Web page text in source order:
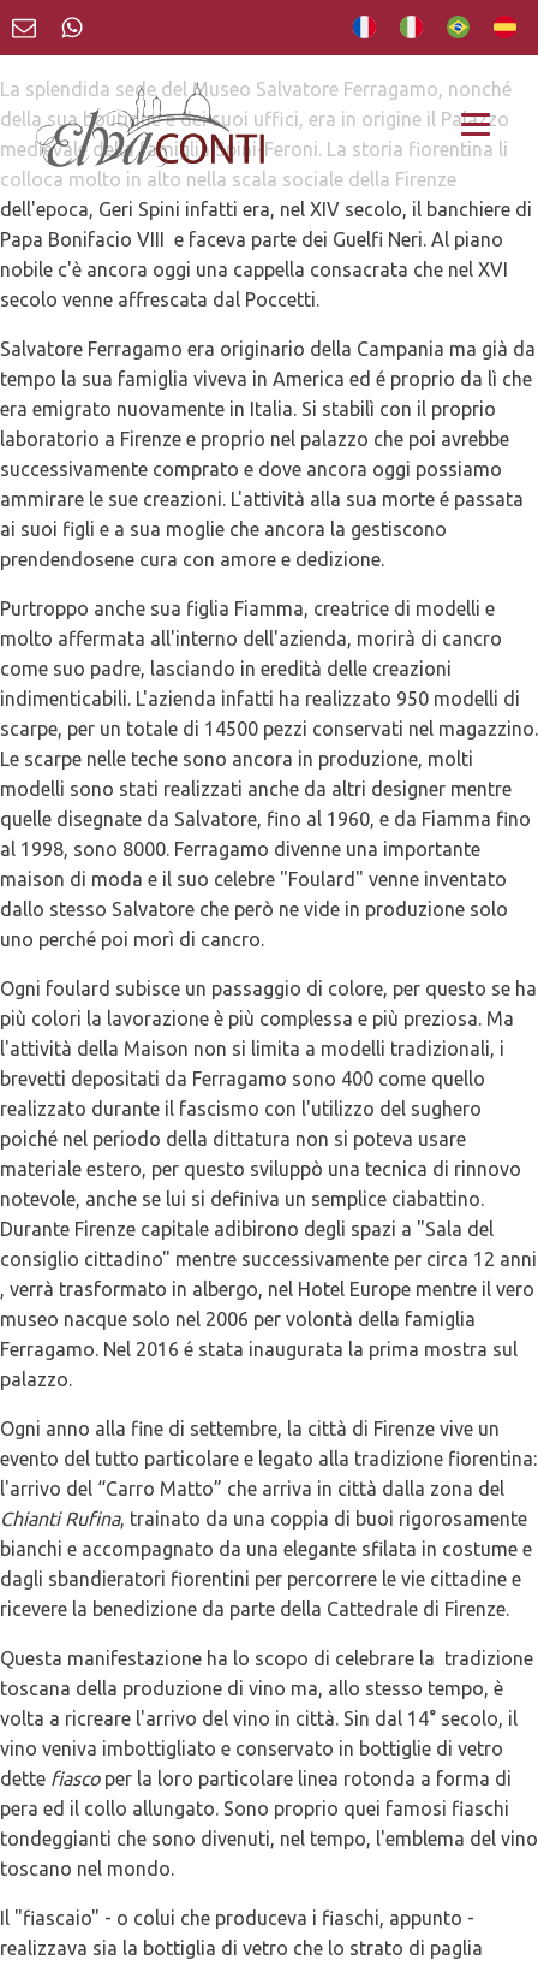
La splendida sede del Museo Salvatore Ferragamo, nonché
della sua boutique e dei suoi uffici, era in origine il Palazzo
medievale della famiglia Spini-Feroni. La storia fiorentina li
colloca molto in alto nella scala sociale della Firenze
dell'epoca, Geri Spini infatti era, nel XIV secolo, il banchiere di
Papa Bonifacio VIII e faceva parte dei Guelfi Neri. Al piano
nobile c'è ancora oggi una cappella consacrata che nel XVI
secolo venne affrescata dal Poccetti.
Salvatore Ferragamo era originario della Campania ma già da
tempo la sua famiglia viveva in America ed é proprio da lì che
era emigrato nuovamente in Italia. Si stabilì con il proprio
laboratorio a Firenze e proprio nel palazzo che poi avrebbe
successivamente comprato e dove ancora oggi possiamo
ammirare le sue creazioni. L'attività alla sua morte é passata
ai suoi figli e a sua moglie che ancora la gestiscono
prendendosene cura con amore e dedizione.
Purtroppo anche sua figlia Fiamma, creatrice di modelli e
molto affermata all'interno dell'azienda, morirà di cancro
come suo padre, lasciando in eredità delle creazioni
indimenticabili. L'azienda infatti ha realizzato 950 modelli di
scarpe, per un totale di 14500 pezzi conservati nel magazzino.
Le scarpe nelle teche sono ancora in produzione, molti
modelli sono stati realizzati anche da altri designer mentre
quelle disegnate da Salvatore, fino al 1960, e da Fiamma fino
al 1998, sono 8000. Ferragamo divenne una importante
maison di moda e il suo celebre "Foulard" venne inventato
dallo stesso Salvatore che però ne vide in produzione solo
uno perché poi morì di cancro.
Ogni foulard subisce un passaggio di colore, per questo se ha
più colori la lavorazione è più complessa e più preziosa. Ma
l'attività della Maison non si limita a modelli tradizionali, i
brevetti depositati da Ferragamo sono 400 come quello
realizzato durante il fascismo con l'utilizzo del sughero
poiché nel periodo della dittatura non si poteva usare
materiale estero, per questo sviluppò una tecnica di rinnovo
notevole, anche se lui si definiva un semplice ciabattino.
Durante Firenze capitale adibirono degli spazi a "Sala del
consiglio cittadino" mentre successivamente per circa 12 anni
, verrà trasformato in albergo, nel Hotel Europe mentre il vero
museo nacque solo nel 2006 per volontà della famiglia
Ferragamo. Nel 2016 é stata inaugurata la prima mostra sul
palazzo.
Ogni anno alla fine di settembre, la città di Firenze vive un
evento del tutto particolare e legato alla tradizione fiorentina:
l'arrivo del “Carro Matto” che arriva in città dalla zona del
Chianti Rufina, trainato da una coppia di buoi rigorosamente
bianchi e accompagnato da una elegante sfilata in costume e
dagli sbandieratori fiorentini per percorrere le vie cittadine e
ricevere la benedizione da parte della Cattedrale di Firenze.
Questa manifestazione ha lo scopo di celebrare la tradizione
toscana della produzione di vino ma, allo stesso tempo, è
volta a ricreare l'arrivo del vino in città. Sin dal 14° secolo, il
vino veniva imbottigliato e conservato in bottiglie di vetro
dette fiascoper la loro particolare linea rotonda a forma di
pera ed il collo allungato. Sono proprio quei famosi fiaschi
tondeggianti che sono divenuti, nel tempo, l'emblema del vino
toscano nel mondo.
Il "fiascaio" - o colui che produceva i fiaschi, appunto -
realizzava sia la bottiglia di vetro che lo strato di paglia